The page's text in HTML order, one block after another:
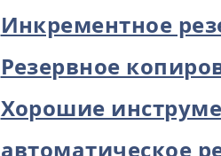
Инкрементное
Резервное
Хорошие
автоматическое